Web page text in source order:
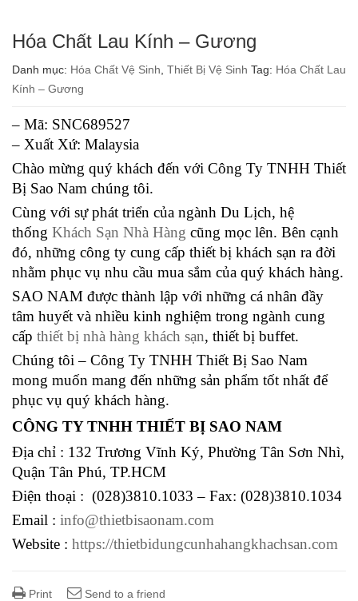
Hóa Chất Lau Kính – Gương
Danh mục: Hóa Chất Vệ Sinh Thiết Bị Vệ Sinh Tag: Hóa Chất Lau
Kính – Gương
– Mã: SNC689527
– Xuất Xứ: Malaysia
Chào mừng quý khách đến với Công Ty TNHH Thiết
Bị Sao Nam chúng tôi.
Cùng với sự phát triển của ngành Du Lịch, hệ
thống Khách Sạn Nhà Hàng cũng mọc lên. Bên cạnh
đó, những công ty cung cấp thiết bị khách sạn ra đời
nhằm phục vụ nhu cầu mua sắm của quý khách hàng.
SAO NAM được thành lập với những cá nhân đầy
tâm huyết và nhiều kinh nghiệm trong ngành cung
cấp thiết bị nhà hàng khách sạn, thiết bị buffet.
Chúng tôi – Công Ty TNHH Thiết Bị Sao Nam
mong muốn mang đến những sản phẩm tốt nhất để
phục vụ quý khách hàng.
CÔNG TY TNHH THIẾT BỊ SAO NAM
Địa chỉ : 132 Trương Vĩnh Ký, Phường Tân Sơn Nhì,
Quận Tân Phú, TP.HCM
Điện thoại : (028)3810.1033 – Fax: (028)3810.1034
Email : info@thietbisaonam.com
Website : https://thietbidungcunhahangkhachsan.com
Print Send to a friend